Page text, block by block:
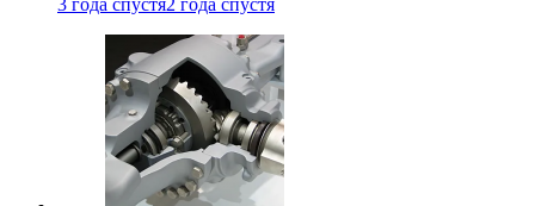
3 года спустя2 года спустя